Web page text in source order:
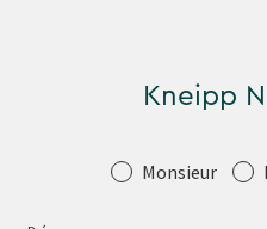
Kneipp
SalutationMonsieur